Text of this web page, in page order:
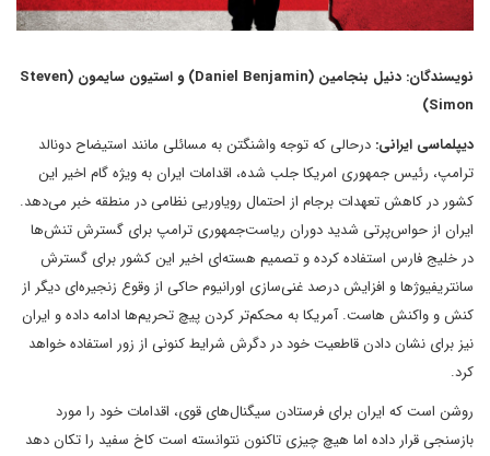
نویسندگان: دنیل بنجامین (Daniel Benjamin) و استیون سایمون (Steven
Simon)
دیپلماسی ایرانی: درحالی که توجه واشنگتن به مسائلی مانند استیضاح دونالد
ترامپ، رئیس جمهوری امریکا جلب شده، اقدامات ایران به ویژه گام اخیر این
کشور در کاهش تعهدات برجام از احتمال رویاوریی نظامی در منطقه خبر می‌دهد.
ایران از حواس‌پرتی شدید دوران ریاست‌جمهوری ترامپ برای گسترش تنش‌ها
در خلیج فارس استفاده کرده و تصمیم هسته‌ای اخیر این کشور برای گسترش
سانتریفیوژها و افزایش درصد غنی‌سازی اورانیوم حاکی از وقوع زنجیره‌ای دیگر از
کنش و واکنش هاست. آمریکا به محکم‌تر کردن پیچ تحریم‌‌ها ادامه داده و ایران
نیز برای نشان دادن قاطعیت خود در دگرش شرایط کنونی از زور استفاده خواهد
کرد.
روشن است که ایران برای فرستادن سیگنال‌های قوی، اقدامات خود را مورد
بازسنجی قرار داده اما هیچ ‌چیزی تاکنون نتوانسته است کاخ سفید را تکان دهد